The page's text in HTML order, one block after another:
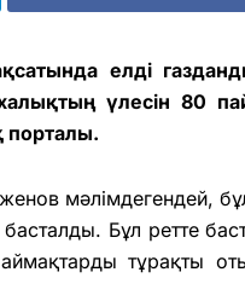
елді
үлесін 80
порталы.
мәлімдегендей,
Бұл ретте
тұрақты